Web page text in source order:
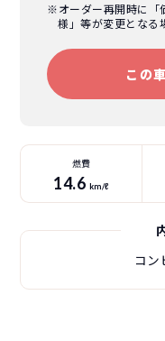
※オーダー再開時に「
様」等が変更となる
この
燃費
14.6 km/ℓ
コ